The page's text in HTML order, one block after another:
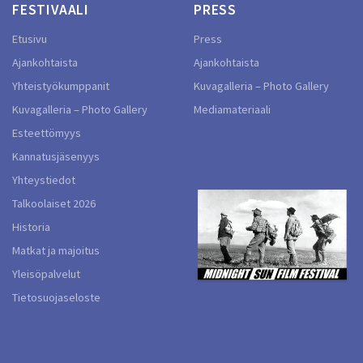
FESTIVAALI
Etusivu
Ajankohtaista
Yhteistyökumppanit
Kuvagalleria – Photo Gallery
Esteettömyys
Kannatusjäsenyys
Yhteystiedot
Talkoolaiset 2026
Historia
Matkat ja majoitus
Yleisöpalvelut
Tietosuojaseloste
PRESS
Press
Ajankohtaista
Kuvagalleria – Photo Gallery
Mediamateriaali